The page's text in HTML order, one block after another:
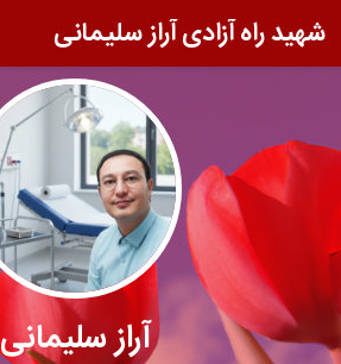
شهید راه آزادی آراز سلیمانی
آراز سلیمانی